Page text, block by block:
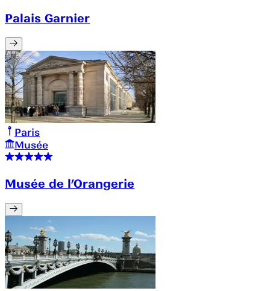
Palais Garnier
Paris
Musée
Musée de l’Orangerie